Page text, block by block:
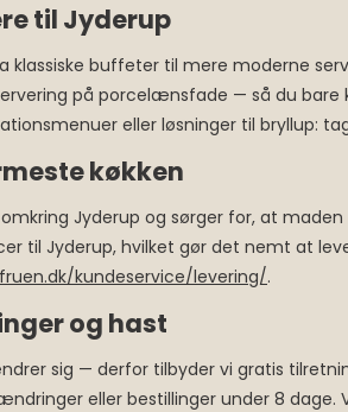
til Jyderup
klassiske buffeter til mere moderne
på porcelænsfade — så du
eller løsninger til bryllup:
køkken
Jyderup og sørger for, at
til Jyderup, hvilket gør det nemt at
kundeservice/levering/.
og hast
sig — derfor tilbyder vi gratis
eller bestillinger under 8